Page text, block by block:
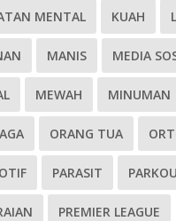
MENTAL KUAH
MANIS MEDIA
MEWAH MINUMAN
ORANG TUA
PARASIT
PREMIER LEAGUE